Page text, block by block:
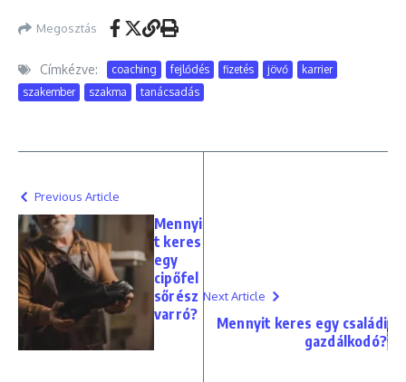
Megosztás
Címkézve: coaching fejlődés fizetés jövő
karrier
szakember
szakma tanácsadás
Previous Article
Mennyi
t keres
egy
cipőfel
sőrész
varró?
Next Article
Mennyit keres egy családi
gazdálkodó?